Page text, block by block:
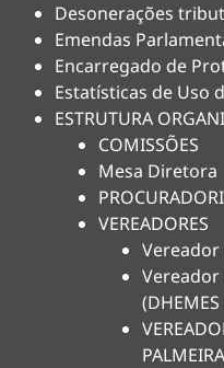
Desonerações
Emendas
Encarregado de
Estatísticas de Uso
ESTRUTURA
COMISSÕES
Mesa Diretora
VEREADORES
Vereador
Vereador